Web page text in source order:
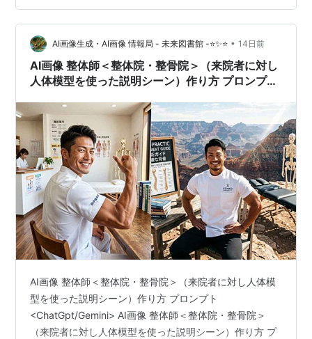
然に演出しながら、ターゲット層であるユーザーの心を
つかむビジュアル制作は、ネット上での露出や認知度向
上において非常に重要な要素となります。 整体院・整
骨…
AI画像生成・AI画像 情報局 - 未来図書館 -⭐✨⭐ • 14日前
AI画像 整体師＜整体院・整骨院＞（来院者に対し
人体模型を使った説明シーン）作り方 プロンプト
AI画像 整体師＜整体院・整骨院＞（来院者に対し人体模
型を使った説明シーン）作り方 プロンプト
<ChatGpt/Gemini> AI画像 整体師＜整体院・整骨院＞
（来院者に対し人体模型を使った説明シーン）作り方 プ